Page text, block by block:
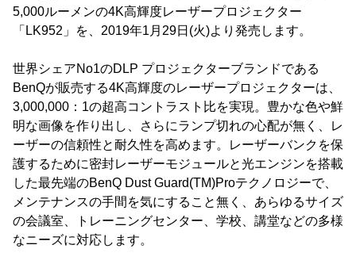
5,000ルーメンの4K高輝度レーザープロジェクター
「LK952」を、2019年1月29日(火)より発売します。
世界シェアNo1のDLP プロジェクターブランドである
BenQが販売する4K高輝度のレーザープロジェクターは、
3,000,000：1の超高コントラスト比を実現。豊かな色や鮮
明な画像を作り出し、さらにランプ切れの心配が無く、レ
ーザーの信頼性と耐久性を高めます。レーザーバンクを保
護するために密封レーザーモジュールと光エンジンを搭載
した最先端のBenQ Dust Guard(TM)Proテクノロジーで、
メンテナンスの手間を気にすること無く、あらゆるサイズ
の会議室、トレーニングセンター、学校、講堂などの多様
なニーズに対応します。